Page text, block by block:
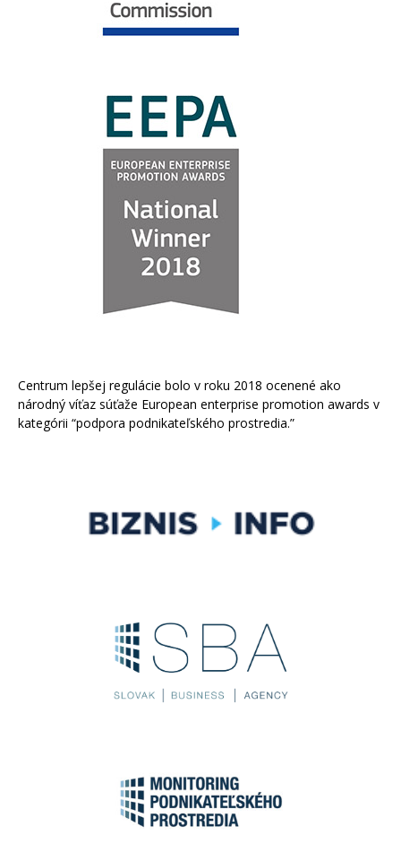
Centrum lepšej regulácie bolo v roku 2018 ocenené ako
národný víťaz súťaže European enterprise promotion awards v
kategórii “podpora podnikateľského prostredia.”